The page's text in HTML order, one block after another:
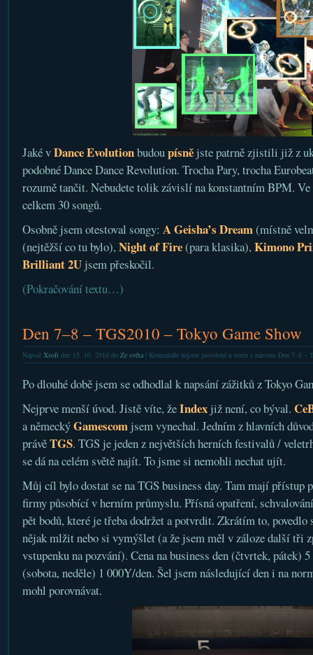
Jaké vDance Evolutionbudoupísnějste patrně zjistili již z
podobné Dance Dance Revolution. Trocha Pary, trocha
rozumě tančit. Nebudete tolik závislí na konstantním BPM.
celkem 30 songů.
Osobně jsem otestoval songy: A Geisha’s Dream(místně
(nejtěžší co tu bylo),Night of Fire(para klasika),Kimono
Brilliant 2Ujsem přeskočil.
(Pokračování textu…)
Den 7–8 – TGS2010 – Tokyo Game Show
Napsal Xsoftdne 15. 10. 2010 do Ze světa| Komentáře nejsou povolenéu textu s názvem Den 7–8 –
Po dlouhé době jsem se odhodlal k napsání zážitků z Tokyo
Nejprve menší úvod. Jistě víte, žeIndex již není, co býval.
a německýGamescom jsem vynechal. Jedním z hlavních
právěTGS. TGS je jeden z největších herních festivalů /
se dá na celém světě najít. To jsme si nemohli nechat ujít.
Můj cíl bylo dostat se na TGS business day. Tam mají přístup
firmy působící v herním průmyslu. Přísná opatření,
pět bodů, které je třeba dodržet a potvrdit. Zkrátím to, povedlo
nějak mlžit nebo si vymýšlet (a že jsem měl v záloze další tři
vstupenku na pozvání). Cena na business den (čtvrtek, pátek)
(sobota, neděle) 1 000Y/den. Šel jsem následující den i na
mohl porovnávat.